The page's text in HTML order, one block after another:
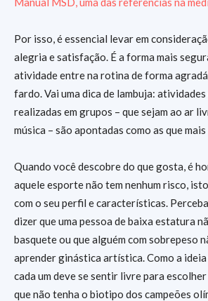
Por isso, é essencial levar em
alegria e satisfação. É a forma mais
atividade entre na rotina de forma
fardo. Vai uma dica de lambuja:
realizadas em grupos – que sejam ao ar
música – são apontadas como as que
Quando você descobre do que gosta, é
aquele esporte não tem nenhum risco,
com o seu perfil e características.
dizer que uma pessoa de baixa estatura
basquete ou que alguém com sobrepeso
aprender ginástica artística. Como a
cada um deve se sentir livre para
que não tenha o biotipo dos campeões